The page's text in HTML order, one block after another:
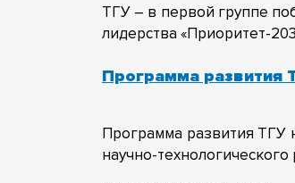
ТГУ – в первой группе
лидерства «Приоритет-
Программа развития
Программа развития
научно-